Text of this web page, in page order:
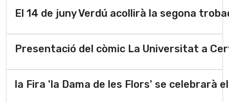
El 14 de juny Verdú acollirà la segona
Presentació del còmic La Universitat a
la Fira 'la Dama de les Flors' se celebrarà